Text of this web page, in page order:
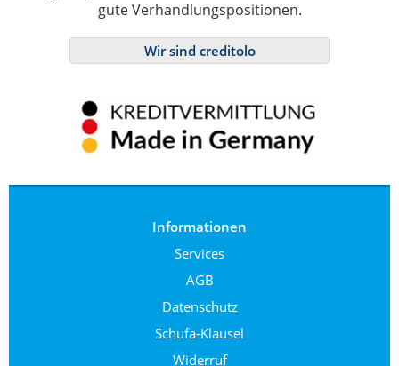
gute Verhandlungspositionen.
Wir sind creditolo
Informationen
Services
AGB
Datenschutz
Schufa-Klausel
Widerruf